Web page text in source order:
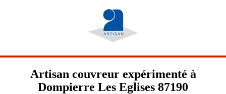
Artisan couvreur expérimenté à
Dompierre Les Eglises 87190